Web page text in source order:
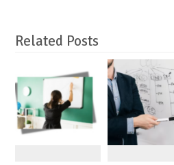
Related Posts